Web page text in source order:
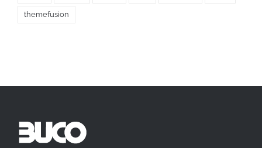
themefusion